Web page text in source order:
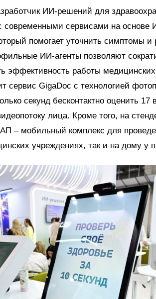
ИИ-решений для
современными сервисами на
помогает уточнить симптомы
ИИ-агенты позволяют
эффективность работы
сервис GigaDoc с технологией
секунд бесконтактно оценить 17
лица. Кроме того, на
– мобильный комплекс для
учреждениях, так и на дому у